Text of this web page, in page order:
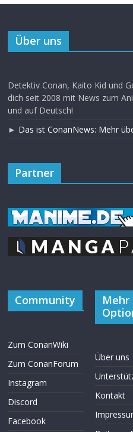
Über uns
Detektiv Conan, Kaito Kid und
dich seit 2008 mit News zum
und auf Deutsch!
► Das ist ConanNews: Mehr
Partner
Community
Zum ConanWiki
Zum ConanForum
Instagram
Discord
Facebook
Mehr
Über uns
Kontakt